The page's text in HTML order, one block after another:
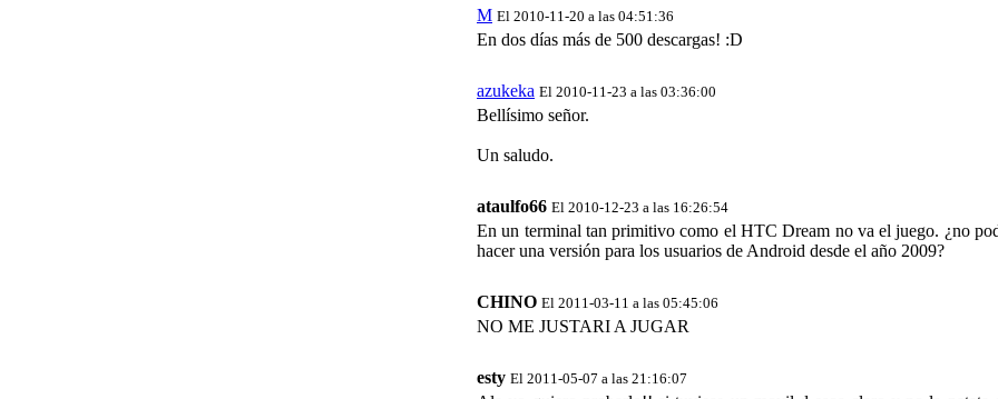
M El 2010-11-20 a las 04:51:36
En dos días más de 500 descargas! :D
azukeka El 2010-11-23 a las 03:36:00
Bellísimo señor.
Un saludo.
ataulfo66 El 2010-12-23 a las 16:26:54
En un terminal tan primitivo como el HTC Dream no va el juego. ¿no
hacer una versión para los usuarios de Android desde el año 2009?
CHINO El 2011-03-11 a las 05:45:06
NO ME JUSTARI A JUGAR
esty El 2011-05-07 a las 21:16:07